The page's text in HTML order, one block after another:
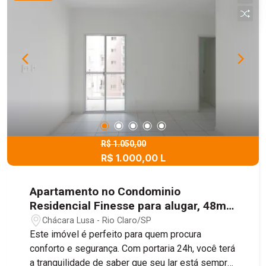
R$ 1.050,00
R$ 1.000,00 L
Apartamento no Condominio
Residencial Finesse para alugar, 48m²
- Chácara Lusa, Rio Claro/SP
Chácara Lusa - Rio Claro/SP
Este imóvel é perfeito para quem procura
conforto e segurança. Com portaria 24h, você terá
a tranquilidade de saber que seu lar está sempre